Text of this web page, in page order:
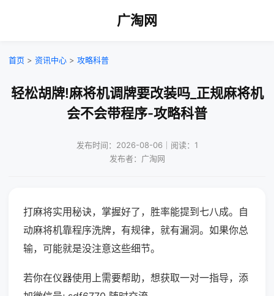
广淘网
首页 > 资讯中心 > 攻略科普
轻松胡牌!麻将机调牌要改装吗_正规麻将机
会不会带程序-攻略科普
发布时间：2026-08-06｜阅读：1
发布者：广淘网
打麻将实用秘诀，掌握好了，胜率能提到七八成。自
动麻将机靠程序洗牌，有规律，就有漏洞。如果你总
输，可能就是没注意这些细节。
若你在仪器使用上需要帮助，想获取一对一指导，添